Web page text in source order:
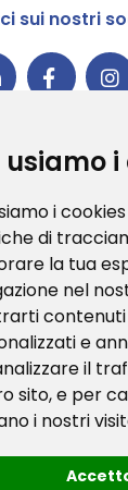
usiamo i
i
di
la tua
nel
contenuti
e
il
sito, e per
i nostri
sui nostri
la prima
aver
1EdTech
Badge v3.0
validator
Codice etico